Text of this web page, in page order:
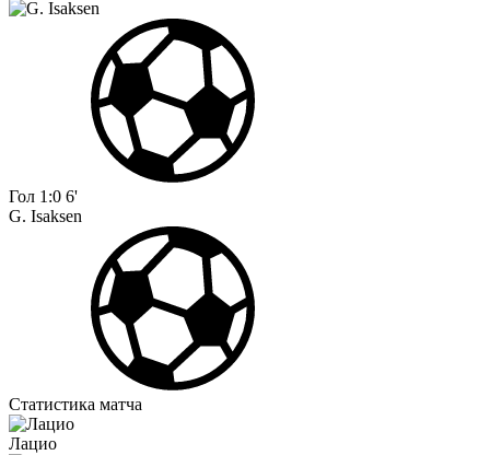
Гол 1:0 6'
G. Isaksen
Статистика матча
Лацио